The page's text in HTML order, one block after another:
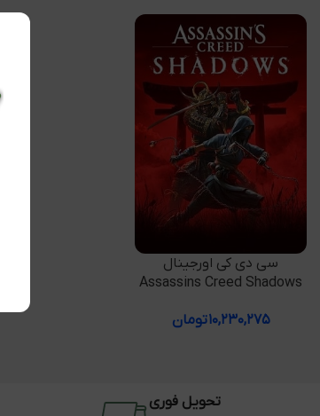
افزودن به سبد خرید
سی دی کی اورجینال
Assassins Creed Shadows
۱۰,۲۳۰,۲۷۵تومان
تحویل فوری